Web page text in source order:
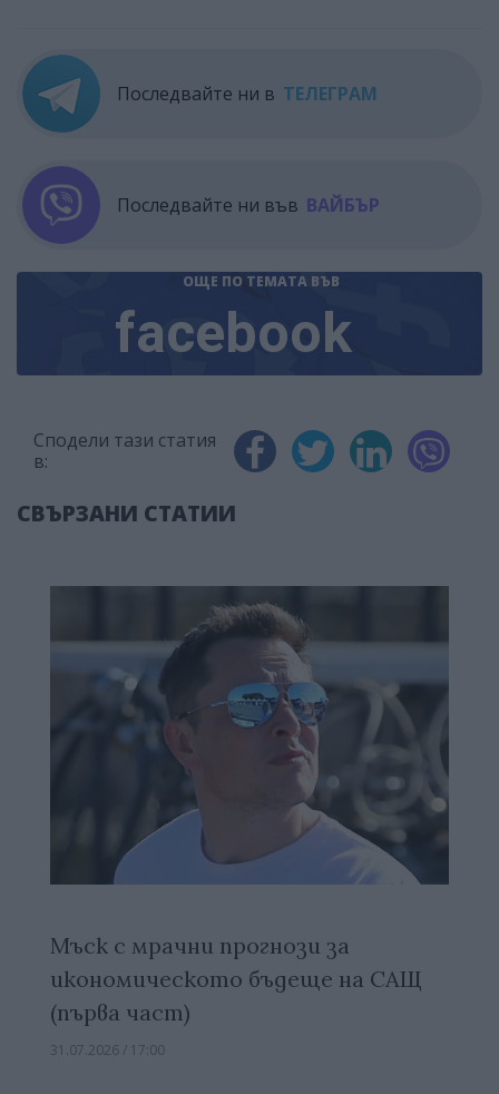
Последвайте ни в ТЕЛЕГРАМ
Последвайте ни във ВАЙБЪР
ОЩЕ ПО ТЕМАТА ВЪВ
facebook
Сподели тази статия
в:
СВЪРЗАНИ СТАТИИ
Мъск с мрачни прогнози за
икономическото бъдеще на САЩ
(първа част)
31.07.2026 / 17:00